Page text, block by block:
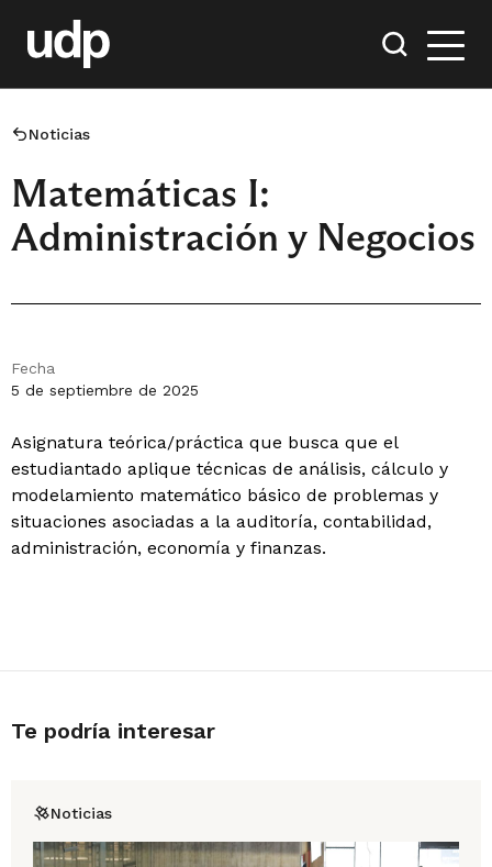
Noticias
Matemáticas I:
Administración y Negocios
Fecha
5 de septiembre de 2025
Asignatura teórica/práctica que busca que el
estudiantado aplique técnicas de análisis, cálculo y
modelamiento matemático básico de problemas y
situaciones asociadas a la auditoría, contabilidad,
administración, economía y finanzas.
Te podría interesar
Noticias